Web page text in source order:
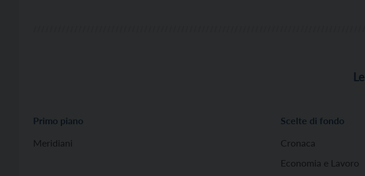
Primo piano
Meridiani
Scelte di fondo
Cronaca
Economia e Lavoro